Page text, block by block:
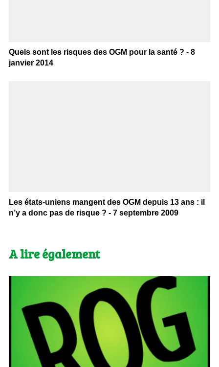
Quels sont les risques des OGM pour la santé ? - 8
janvier 2014
Les états-uniens mangent des OGM depuis 13 ans : il
n’y a donc pas de risque ? - 7 septembre 2009
A lire également